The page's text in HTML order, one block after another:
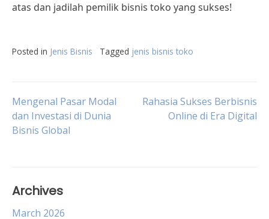
atas dan jadilah pemilik bisnis toko yang sukses!
Posted in Jenis Bisnis Tagged jenis bisnis toko
Post
navigation
Mengenal Pasar Modal
dan Investasi di Dunia
Bisnis Global
Rahasia Sukses Berbisnis
Online di Era Digital
Archives
March 2026